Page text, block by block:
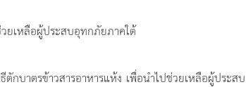
ยเหลือผู้ประสบอุทกภัยภาคใต้
บาตรข้าวสารอาหารแห้ง เพื่อนำไปช่วยเหลือผู้ประสบ